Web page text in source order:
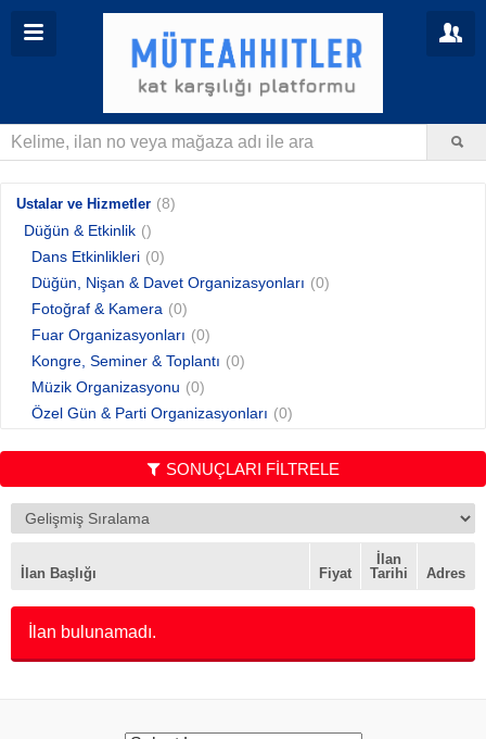
Ustalar ve Hizmetler (8)
Düğün & Etkinlik ()
Dans Etkinlikleri (0)
Düğün, Nişan & Davet Organizasyonları (0)
Fotoğraf & Kamera (0)
Fuar Organizasyonları (0)
Kongre, Seminer & Toplantı (0)
Müzik Organizasyonu (0)
Özel Gün & Parti Organizasyonları (0)
Ses, Işık & Görüntü Sistemleri (0)
SONUÇLARI FİLTRELE
İlan Başlığı Fiyat
İlan
Tarihi
Adres
İlan bulunamadı.